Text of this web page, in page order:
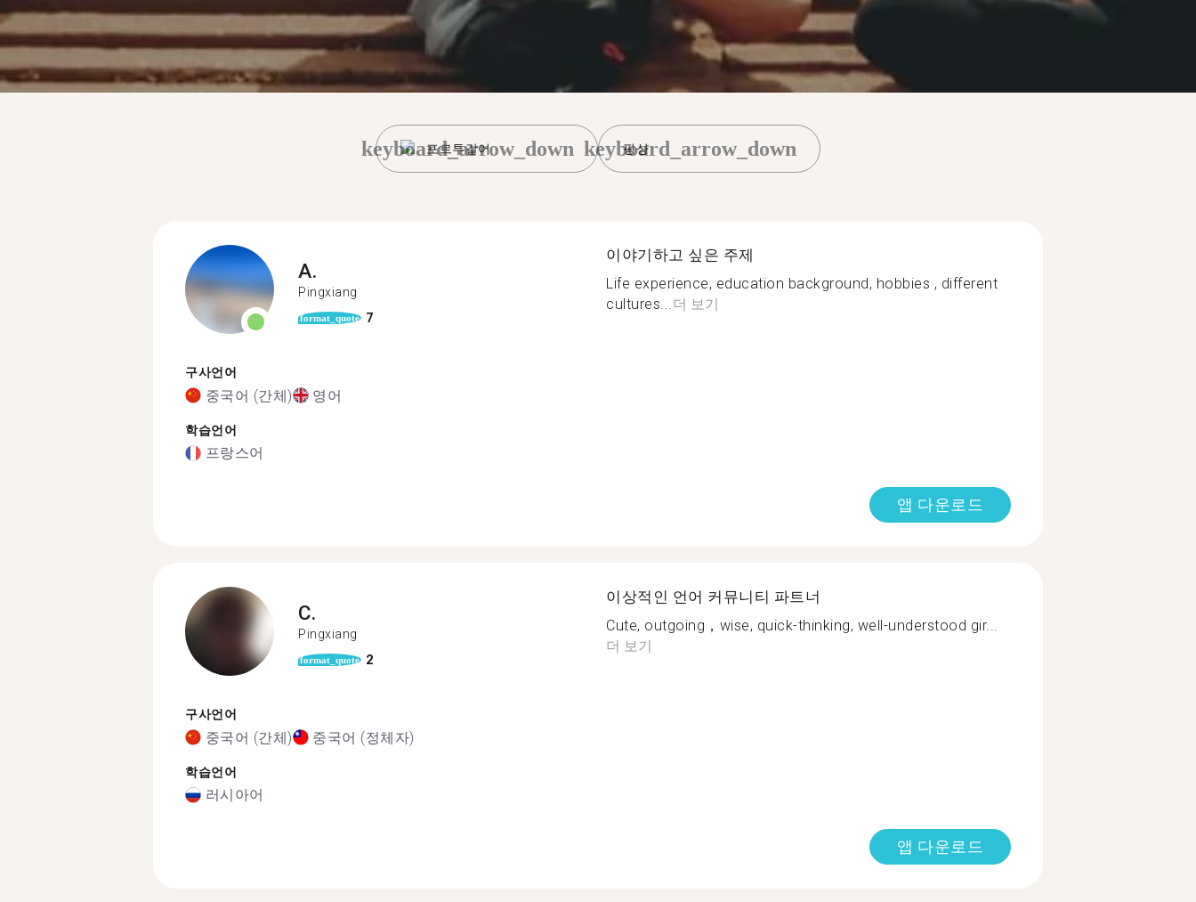
포르투갈어
keyboard_arrow_down 핑샹
keyboard_arrow_down
A.
Pingxiang
format_quote 7
구사언어
중국어 (간체) 영어
학습언어
프랑스어
이야기하고 싶은 주제
Life experience, education background, hobbies , different
cultures...더 보기
앱 다운로드
C.
Pingxiang
format_quote 2
구사언어
중국어 (간체) 중국어 (정체자)
학습언어
러시아어
이상적인 언어 커뮤니티 파트너
Cute, outgoing，wise, quick-thinking, well-understood gir...
더 보기
앱 다운로드